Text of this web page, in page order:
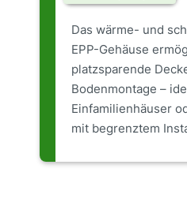
Das wärme- und
EPP-Gehäuse
platzsparende
Bodenmontage –
Einfamilienhäuser
mit begrenztem